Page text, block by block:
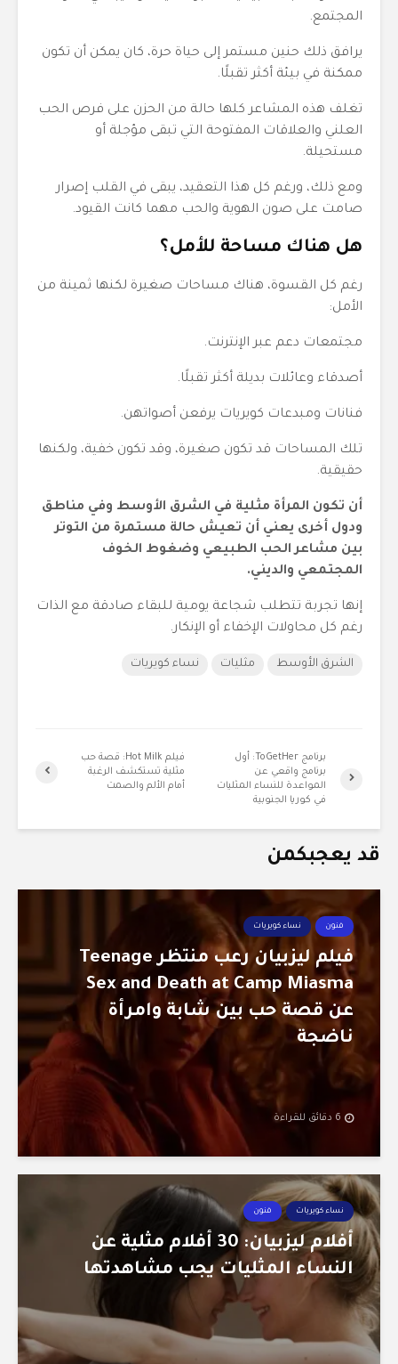
المجتمع.
يرافق ذلك حنين مستمر إلى حياة حرة، كان يمكن أن تكون
ممكنة في بيئة أكثر تقبلًا.
تغلف هذه المشاعر كلها حالة من الحزن على فرص الحب
العلني والعلاقات المفتوحة التي تبقى مؤجلة أو
مستحيلة.
ومع ذلك، ورغم كل هذا التعقيد، يبقى في القلب إصرار
صامت على صون الهوية والحب مهما كانت القيود.
هل هناك مساحة للأمل؟
رغم كل القسوة، هناك مساحات صغيرة لكنها ثمينة من
الأمل:
مجتمعات دعم عبر الإنترنت.
أصدقاء وعائلات بديلة أكثر تقبلًا.
فنانات ومبدعات كويريات يرفعن أصواتهن.
تلك المساحات قد تكون صغيرة، وقد تكون خفية، ولكنها
حقيقية.
أن تكون المرأة مثلية في الشرق الأوسط وفي مناطق
ودول أخرى يعني أن تعيش حالة مستمرة من التوتر
بين مشاعر الحب الطبيعي وضغوط الخوف
المجتمعي والديني.
إنها تجربة تتطلب شجاعة يومية للبقاء صادقة مع الذات
رغم كل محاولات الإخفاء أو الإنكار.
الشرق الأوسط مثليات نساء كويريات
فيلم Hot Milk: قصة حب
مثلية تستكشف الرغبة
أمام الألم والصمت
برنامج ToGetHer: أول
برنامج واقعي عن
المواعدة للنساء المثليات
في كوريا الجنوبية
قد يعجبكمن
فنون نساء كويريات
فيلم ليزبيان رعب منتظر Teenage
Sex and Death at Camp Miasma
عن قصة حب بين شابة وامرأة
ناضجة
6 دقائق للقراءة
نساء كويريات فنون
أفلام ليزبيان: 30 أفلام مثلية عن
النساء المثليات يجب مشاهدتها